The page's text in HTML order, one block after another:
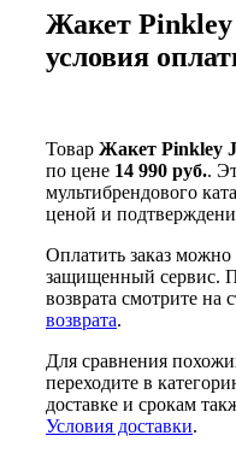
Жакет
условия
Товар Жакет Pinkley
по цене 14 990 руб..
мультибрендового
ценой и
Оплатить заказ можно
защищенный сервис.
возврата смотрите на
возврата.
Для сравнения
переходите в
доставке и срокам
Условия доставки.